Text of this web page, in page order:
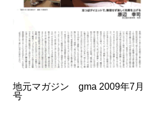
地元マガジン gma 2009年7月
号